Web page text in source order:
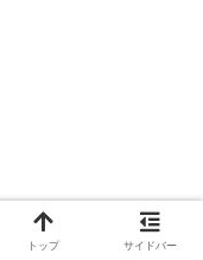
トップ サイドバー